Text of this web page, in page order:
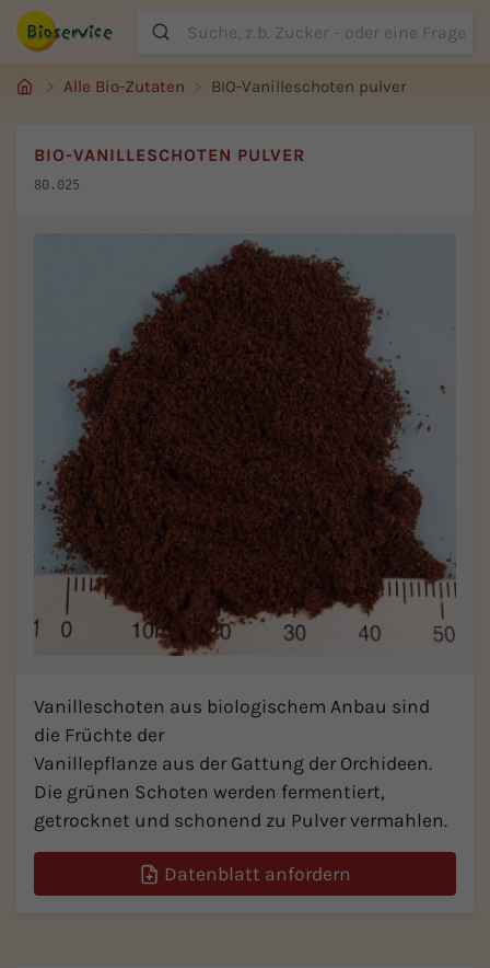
Suche
Alle Bio-Zutaten BIO-Vanilleschoten pulver
BIO-VANILLESCHOTEN PULVER
80.025
Vanilleschoten aus biologischem Anbau sind
die Früchte der
Vanillepflanze aus der Gattung der Orchideen.
Die grünen Schoten werden fermentiert,
getrocknet und schonend zu Pulver vermahlen.
Datenblatt anfordern